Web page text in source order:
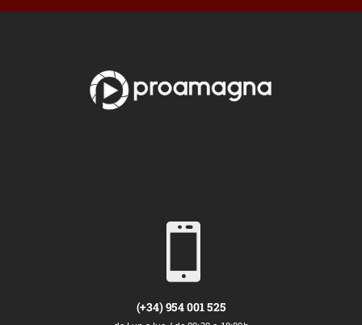

(+34) 954 001 525